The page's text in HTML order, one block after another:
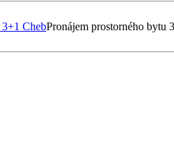
ChebPronájem prostorného bytu